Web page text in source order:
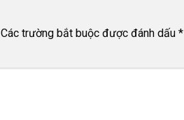
Các trường bắt buộc được đánh dấu *